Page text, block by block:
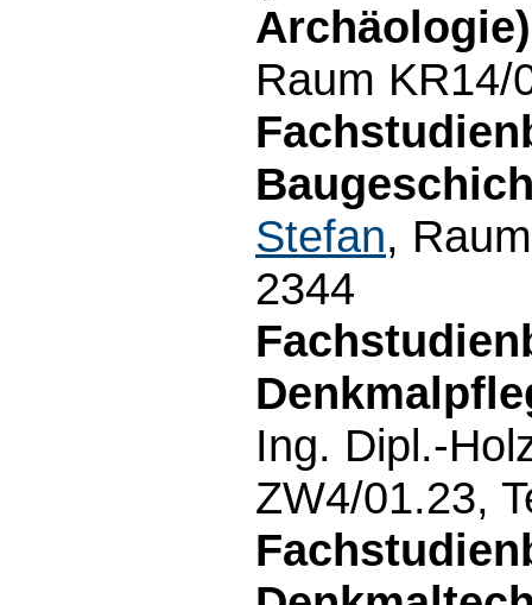
Raum KR14/
Stefan,
2344
Ing. Dipl.-
ZW4/01.23,